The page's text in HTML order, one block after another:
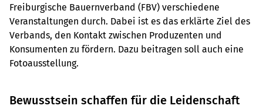
Freiburgische Bauernverband (FBV) verschiedene
Veranstaltungen durch. Dabei ist es das erklärte Ziel des
Verbands, den Kontakt zwischen Produzenten und
Konsumenten zu fördern. Dazu beitragen soll auch eine
Fotoausstellung.
Bewusstsein schaffen für die Leidenschaft